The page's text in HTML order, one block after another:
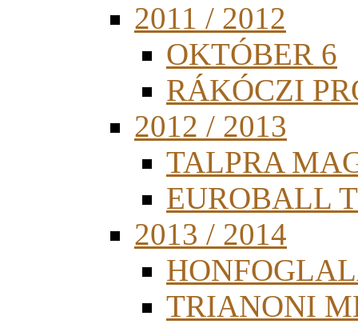
2011 / 2012
OKTÓBER 6
RÁKÓCZI
2012 / 2013
TALPRA
EUROBALL
2013 / 2014
TRIANONI